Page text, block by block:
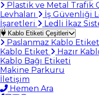
Plastik ve Metal Trafik
Levhaları
İş Güvenliği
İşaretleri
Ledli İkaz
Kablo Etiketi Çeşitleri
Paslanmaz Kablo Etiket
Kablo Etiket
Hazır
Kablo Bağı Etiketi
Makine Parkuru
İletişim
Hemen Ara